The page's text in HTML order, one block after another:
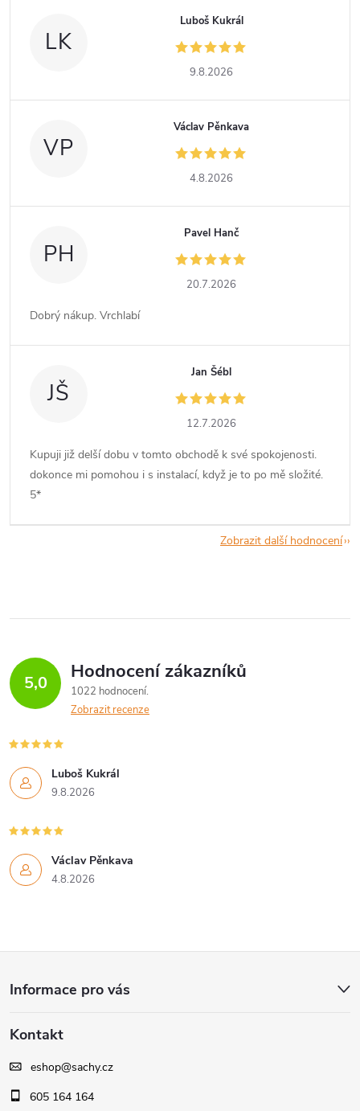
LK
Luboš Kukrál
9.8.2026
VP
Václav Pěnkava
4.8.2026
PH
Pavel Hanč
20.7.2026
Dobrý nákup. Vrchlabí
JŠ
Jan Šébl
12.7.2026
Kupuji již delší dobu v tomto obchodě k své spokojenosti.
dokonce mi pomohou i s instalací, když je to po mě složité.
5*
Zobrazit další hodnocení
5,0 Hodnocení zákazníků
1022 hodnocení
Zobrazit recenze
Luboš Kukrál
9.8.2026
Václav Pěnkava
4.8.2026
p
a
Informace pro vás
Kontakt
eshop@sachy.cz
605 164 164